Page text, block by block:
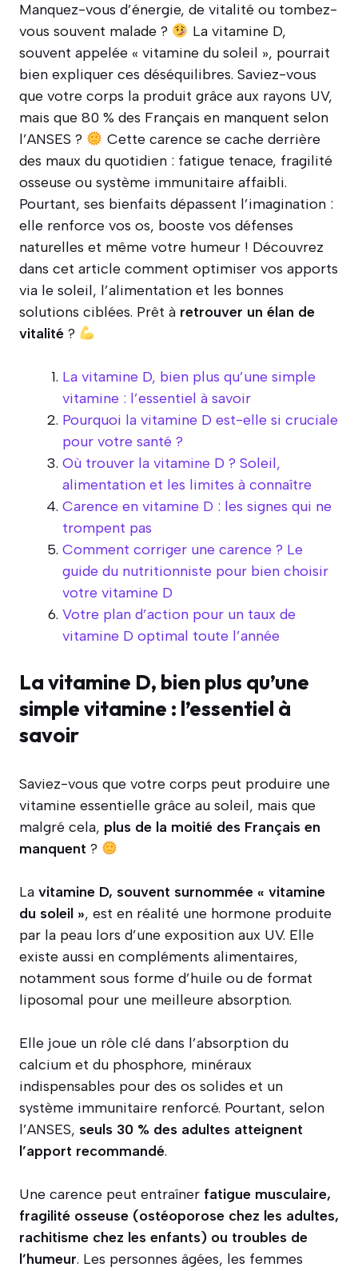
Manquez-vous d’énergie, de vitalité ou tombez-
vous souvent malade ?
La vitamine D,
souvent appelée « vitamine du soleil », pourrait
bien expliquer ces déséquilibres. Saviez-vous
que votre corps la produit grâce aux rayons UV,
mais que 80 % des Français en manquent selon
l’ANSES ?
Cette carence se cache derrière
des maux du quotidien : fatigue tenace, fragilité
osseuse ou système immunitaire affaibli.
Pourtant, ses bienfaits dépassent l’imagination :
elle renforce vos os, booste vos défenses
naturelles et même votre humeur ! Découvrez
dans cet article comment optimiser vos apports
via le soleil, l’alimentation et les bonnes
solutions ciblées. Prêt à retrouver un élan de
vitalité ?
La vitamine D, bien plus qu’une simple
vitamine : l’essentiel à savoir
Pourquoi la vitamine D est-elle si cruciale
pour votre santé ?
Où trouver la vitamine D ? Soleil,
alimentation et les limites à connaître
Carence en vitamine D : les signes qui ne
trompent pas
Comment corriger une carence ? Le
guide du nutritionniste pour bien choisir
votre vitamine D
Votre plan d’action pour un taux de
vitamine D optimal toute l’année
La vitamine D, bien plus qu’une
simple vitamine : l’essentiel à
savoir
Saviez-vous que votre corps peut produire une
vitamine essentielle grâce au soleil, mais que
malgré cela, plus de la moitié des Français en
manquent ?
La vitamine D, souvent surnommée « vitamine
du soleil », est en réalité une hormone produite
par la peau lors d’une exposition aux UV. Elle
existe aussi en compléments alimentaires,
notamment sous forme d’huile ou de format
liposomal pour une meilleure absorption.
Elle joue un rôle clé dans l’absorption du
calcium et du phosphore, minéraux
indispensables pour des os solides et un
système immunitaire renforcé. Pourtant, selon
l’ANSES, seuls 30 % des adultes atteignent
l’apport recommandé.
Une carence peut entraîner fatigue musculaire,
fragilité osseuse (ostéoporose chez les adultes,
rachitisme chez les enfants) ou troubles de
l’humeur. Les personnes âgées, les femmes